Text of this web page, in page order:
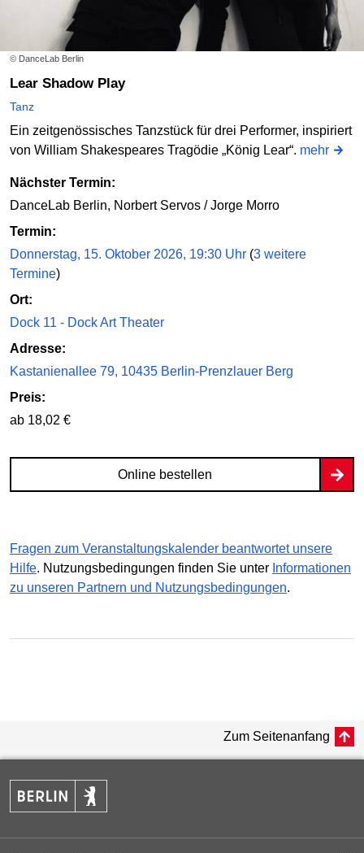
© DanceLab Berlin
Lear Shadow Play
Tanz
Ein zeitgenössisches Tanzstück für drei Performer, inspiriert
von William Shakespeares Tragödie „König Lear“. mehr
Nächster Termin:
DanceLab Berlin, Norbert Servos / Jorge Morro
Termin:
Donnerstag, 15. Oktober 2026, 19:30 Uhr (3 weitere
Termine)
Ort:
Dock 11 - Dock Art Theater
Adresse:
Kastanienallee 79, 10435 Berlin-Prenzlauer Berg
Preis:
ab 18,02 €
Online bestellen
Fragen zum Veranstaltungskalender beantwortet unsere
Hilfe. Nutzungsbedingungen finden Sie unter Informationen
zu unseren Partnern und Nutzungsbedingungen.
Zum Seitenanfang